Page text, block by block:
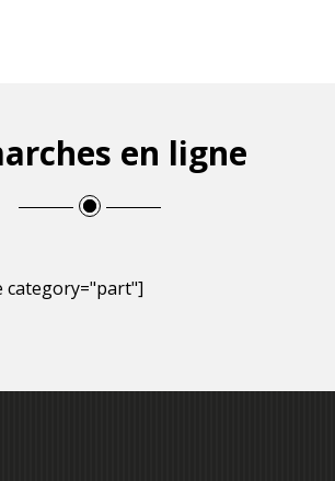
en ligne
category="part"]